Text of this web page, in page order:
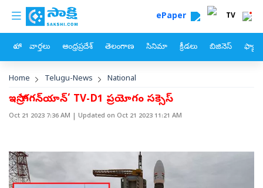
Skip to main content
custom menu ePaper TV
హోం వార్తలు ఆంధ్రప్రదేశ్ తెలంగాణ సినిమా క్రీడలు బిజినెస్
Breadcrumb
Home Telugu-News National
ఇస్రో ‘గగన్‌యాన్‌’ TV-D1 ప్రయోగం సక్సెస్‌
Oct 21 2023 7:36 AM | Updated on Oct 21 2023 11:21 AM